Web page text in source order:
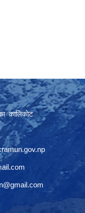
कालिकाेट